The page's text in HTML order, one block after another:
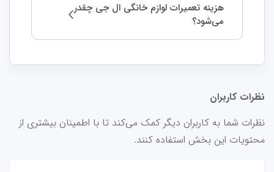
هزینه تعمیرات لوازم خانگی ال جی چقدر
می‌شود؟
نظرات کاربران
نظرات شما به کاربران دیگر کمک می‌کند تا با اطمینان بیشتری از
محتویات این بخش استفاده کنند.